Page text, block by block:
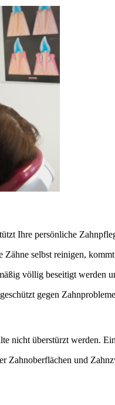
Ihre persönliche
selbst reinigen,
völlig beseitigt werden
gegen
nicht überstürzt werden.
Zahnoberflächen und